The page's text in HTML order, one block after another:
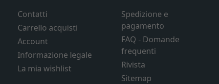
Contatti
Carrello acquisti
Account
Informazione legale
La mia wishlist
Spedizione e
pagamento
FAQ - Domande
frequenti
Rivista
Sitemap